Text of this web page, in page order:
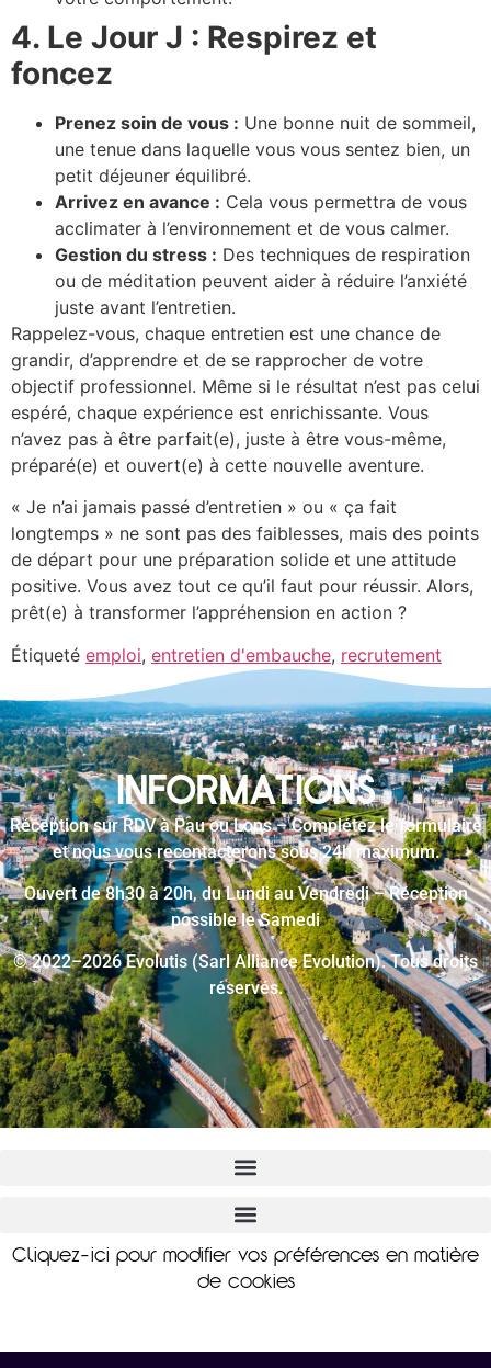
4. Le Jour J : Respirez et
foncez
Prenez soin de vous : Une bonne nuit de sommeil,
une tenue dans laquelle vous vous sentez bien, un
petit déjeuner équilibré.
Arrivez en avance : Cela vous permettra de vous
acclimater à l’environnement et de vous calmer.
Gestion du stress : Des techniques de respiration
ou de méditation peuvent aider à réduire l’anxiété
juste avant l’entretien.
Rappelez-vous, chaque entretien est une chance de
grandir, d’apprendre et de se rapprocher de votre
objectif professionnel. Même si le résultat n’est pas celui
espéré, chaque expérience est enrichissante. Vous
n’avez pas à être parfait(e), juste à être vous-même,
préparé(e) et ouvert(e) à cette nouvelle aventure.
« Je n’ai jamais passé d’entretien » ou « ça fait
longtemps » ne sont pas des faiblesses, mais des points
de départ pour une préparation solide et une attitude
positive. Vous avez tout ce qu’il faut pour réussir. Alors,
prêt(e) à transformer l’appréhension en action ?
Étiqueté emploi, entretien d'embauche, recrutement
INFORMATIONS
Réception sur RDV à Pau ou Lons – Complétez le formulaire
et nous vous recontacterons sous 24h maximum.
Ouvert de 8h30 à 20h, du Lundi au Vendredi – Réception
possible le Samedi
© 2022–2026 Evolutis (Sarl Alliance Evolution). Tous droits
réservés.
Cliquez-ici pour modifier vos préférences en matière
de cookies